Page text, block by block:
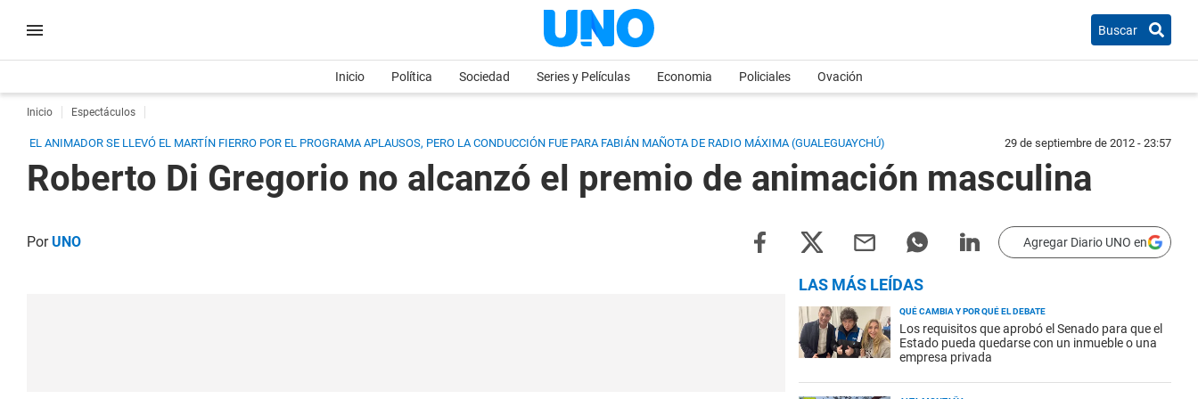
Buscar
Inicio Política Sociedad Series y Películas Economia Policiales Ovación
Inicio Espectáculos
EL ANIMADOR SE LLEVÓ EL MARTÍN FIERRO POR EL PROGRAMA APLAUSOS, PERO LA CONDUCCIÓN FUE PARA FABIÁN MAÑOTA DE RADIO MÁXIMA (GUALEGUAYCHÚ) 29 de septiembre de 2012 - 23:57
Roberto Di Gregorio no alcanzó el premio de animación masculina
PorUNO Agregar Diario UNO en
LAS MÁS LEÍDAS
QUÉ CAMBIA Y POR QUÉ EL DEBATE
Los requisitos que aprobó el Senado para que el
Estado pueda quedarse con un inmueble o una
empresa privada